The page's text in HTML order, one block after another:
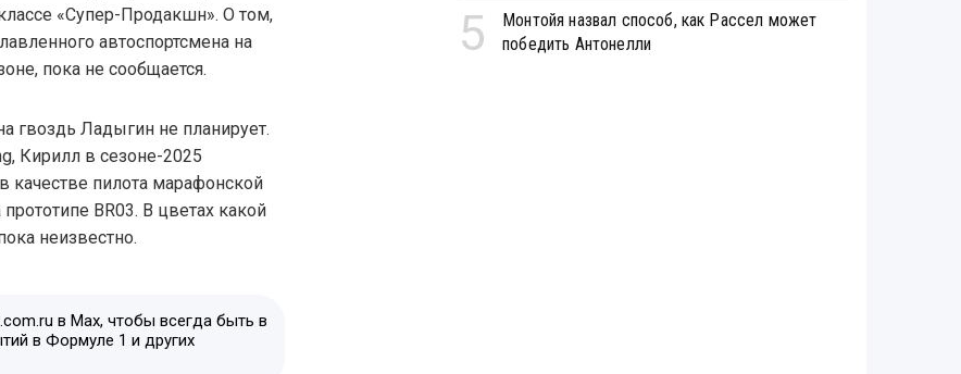
«Супер-Продакшн». О том,
автоспортсмена на
пока не сообщается.
гвоздь Ладыгин не планирует.
Кирилл в сезоне-2025
качестве пилота марафонской
BR03. В цветах какой
неизвестно.
в Max, чтобы всегда быть в
в Формуле 1 и других
5
Монтойя назвал способ, как Рассел может
победить Антонелли